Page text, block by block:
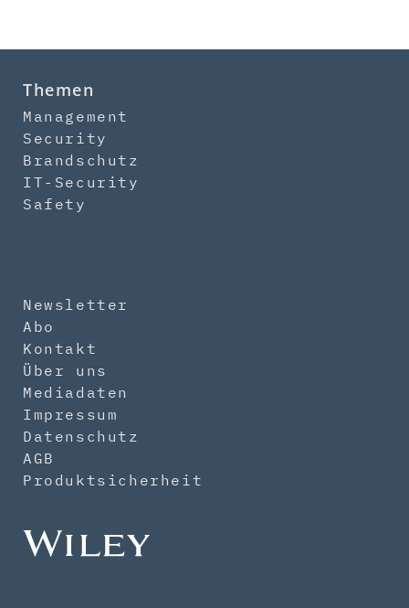
Themen
Management
Security
Brandschutz
IT-Security
Safety
Newsletter
Abo
Kontakt
Über uns
Mediadaten
Impressum
Datenschutz
AGB
Produktsicherheit